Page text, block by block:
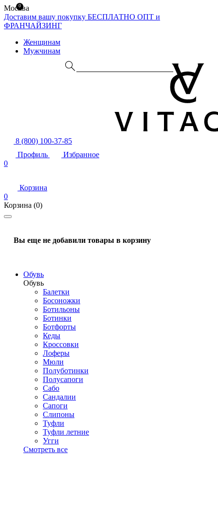
Москва
Доставим вашу покупку БЕСПЛАТНО ОПТ и
ФРАНЧАЙЗИНГ
Женщинам
Мужчинам
8 (800) 100-37-85
Профиль
Избранное
0
Корзина
0
Корзина (0)
Вы еще не добавили товары в корзину
Обувь
Обувь
Балетки
Босоножки
Ботильоны
Ботинки
Ботфорты
Кеды
Кроссовки
Лоферы
Мюли
Полуботинки
Полусапоги
Сабо
Сандалии
Сапоги
Слипоны
Туфли
Туфли летние
Угги
Смотреть все
0